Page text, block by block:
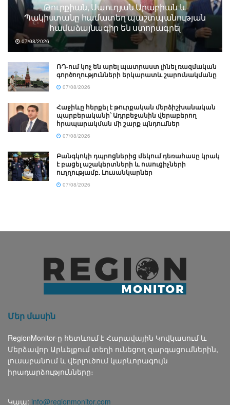
Թուրքիան, Սաուդյան Արաբիան և
Պակիստանը համատեղ պաշտպանության
համաձայնագիր են ստորագրել
07/08/2026
ՌԴ-ում կոչ են արել պատրաստ լինել ռազմական
գործողությունների երկարատև շարունակմանը
07/08/2026
Հաջիևը հերքել է թուրքական մերձիշխանական
պարբերականի՝ Ադրբեջանին վերաբերող
հրապարակման մի շարք պնդումներ
07/08/2026
Բանգկոկի դպրոցներից մեկում դեռահասը կրակ
է բացել աշակերտների և ուսուցիչների
ուղղությամբ. Լուսանկարներ
07/08/2026
Մեր մասին
RegionMonitor-ը հետևում է Հարավային Կովկասում և
Մերձավոր Արևելքում տեղի ունեցող զարգացումներին,
լուսաբանում և վերլուծում կարևորագույն
իրադարձությունները։
Կապ: info@regionmonitor.com